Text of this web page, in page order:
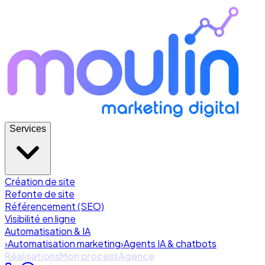
Services
Création de site
Refonte de site
Référencement (SEO)
Visibilité en ligne
Automatisation & IA
›Automatisation marketing›Agents IA & chatbots
RéalisationsMon processAgence